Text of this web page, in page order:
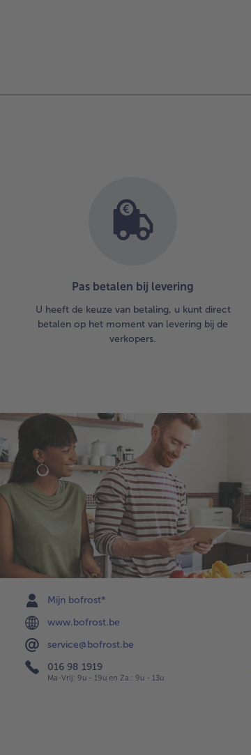
Pas betalen bij levering
U heeft de keuze van betaling, u kunt direct
betalen op het moment van levering bij de
verkopers.
Mijn bofrost*
www.bofrost.be
service@bofrost.be
016 98 1919
Ma-Vrij: 9u - 19u en Za.: 9u - 13u